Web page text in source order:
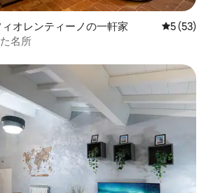
オレンティーノの一軒家 レビュー
5 (53)
名所